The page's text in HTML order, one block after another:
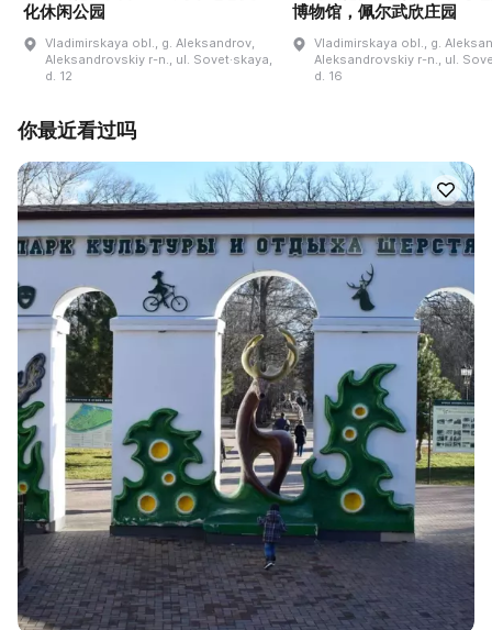
化休闲公园
Vladimirskaya obl., g. Aleksandrov,
Aleksandrovskiy r-n., ul. Sovet·skaya,
d. 12
博物馆，佩尔武欣庄园
Vladimirskaya obl., g.
Aleksandrovskiy r-n., ul.
d. 16
你最近看过吗